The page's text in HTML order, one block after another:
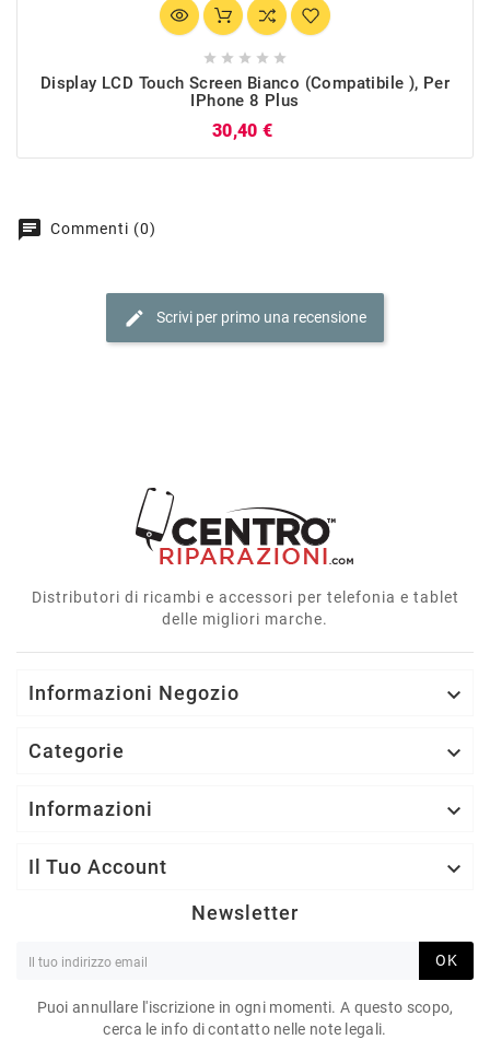
    
Display LCD Touch Screen Bianco (Compatibile ), Per
IPhone 8 Plus
30,40 €
chat Commenti (0)
edit Scrivi per primo una recensione
Distributori di ricambi e accessori per telefonia e tablet
delle migliori marche.
Informazioni Negozio 
Categorie 
Informazioni 
Il Tuo Account 
Newsletter
OK
Puoi annullare l'iscrizione in ogni momenti. A questo scopo,
cerca le info di contatto nelle note legali.